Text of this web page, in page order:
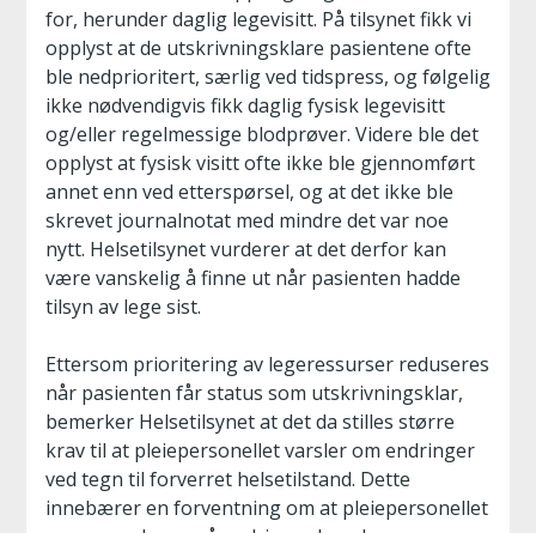
for, herunder daglig legevisitt. På tilsynet fikk vi
opplyst at de utskrivningsklare pasientene ofte
ble nedprioritert, særlig ved tidspress, og følgelig
ikke nødvendigvis fikk daglig fysisk legevisitt
og/eller regelmessige blodprøver. Videre ble det
opplyst at fysisk visitt ofte ikke ble gjennomført
annet enn ved etterspørsel, og at det ikke ble
skrevet journalnotat med mindre det var noe
nytt. Helsetilsynet vurderer at det derfor kan
være vanskelig å finne ut når pasienten hadde
tilsyn av lege sist.
Ettersom prioritering av legeressurser reduseres
når pasienten får status som utskrivningsklar,
bemerker Helsetilsynet at det da stilles større
krav til at pleiepersonellet varsler om endringer
ved tegn til forverret helsetilstand. Dette
innebærer en forventning om at pleiepersonellet